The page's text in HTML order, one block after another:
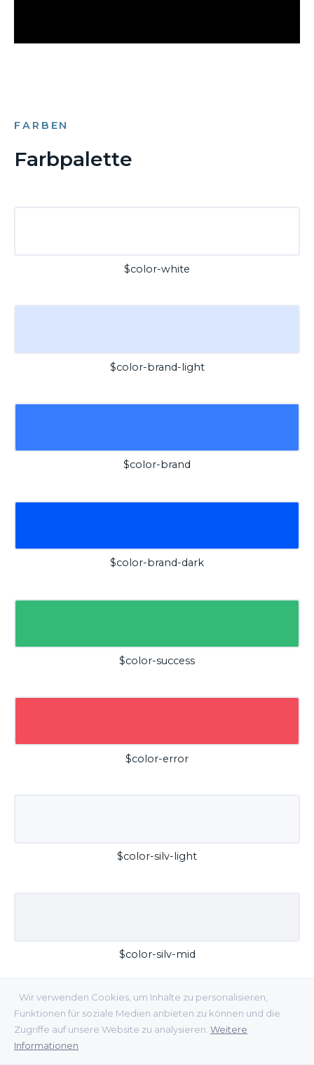
Wir verwenden Cookies, um Inhalte zu personalisieren,
Funktionen für soziale Medien anbieten zu können und die
Zugriffe auf unsere Website zu analysieren. Weitere
Informationen
FARBEN
Farbpalette
$color-white
$color-brand-light
$color-brand
$color-brand-dark
$color-success
$color-error
$color-silv-light
$color-silv-mid